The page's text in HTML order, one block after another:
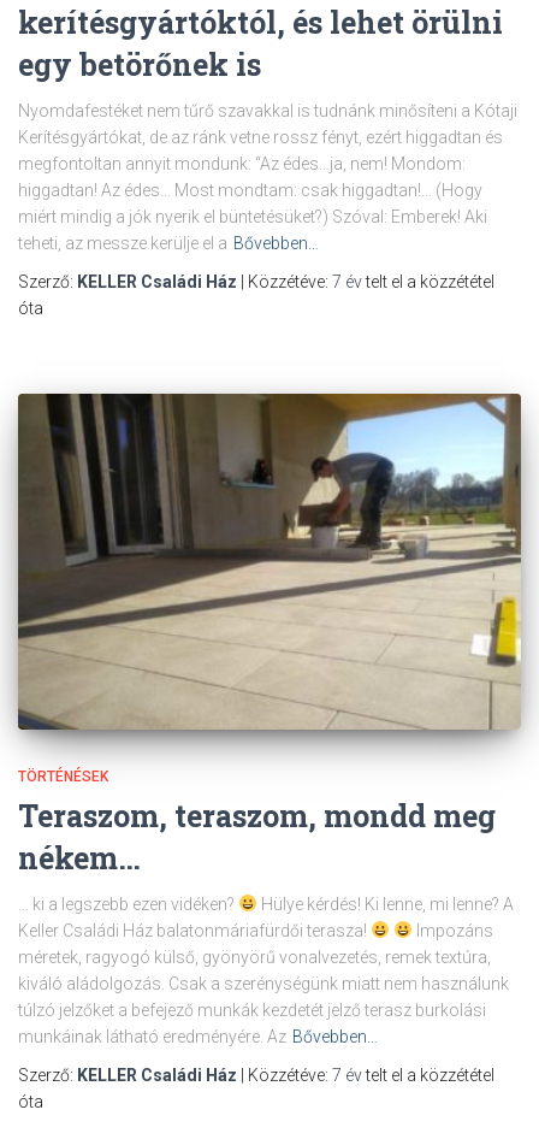
kerítésgyártóktól, és lehet örülni
egy betörőnek is
Nyomdafestéket nem tűrő szavakkal is tudnánk minősíteni a Kótaji
Kerítésgyártókat, de az ránk vetne rossz fényt, ezért higgadtan és
megfontoltan annyit mondunk: “Az édes…ja, nem! Mondom:
higgadtan! Az édes… Most mondtam: csak higgadtan!… (Hogy
miért mindig a jók nyerik el büntetésüket?) Szóval: Emberek! Aki
teheti, az messze kerülje el a Bővebben…
Szerző: KELLER Családi Ház | Közzétéve: 7 évtelt el a közzététel
óta
TÖRTÉNÉSEK
Teraszom, teraszom, mondd meg
nékem…
… ki a legszebb ezen vidéken?
Hülye kérdés! Ki lenne, mi lenne? A
Keller Családi Ház balatonmáriafürdői terasza!
Impozáns
méretek, ragyogó külső, gyönyörű vonalvezetés, remek textúra,
kiváló aládolgozás. Csak a szerénységünk miatt nem használunk
túlzó jelzőket a befejező munkák kezdetét jelző terasz burkolási
munkáinak látható eredményére. Az Bővebben…
Szerző: KELLER Családi Ház | Közzétéve: 7 évtelt el a közzététel
óta